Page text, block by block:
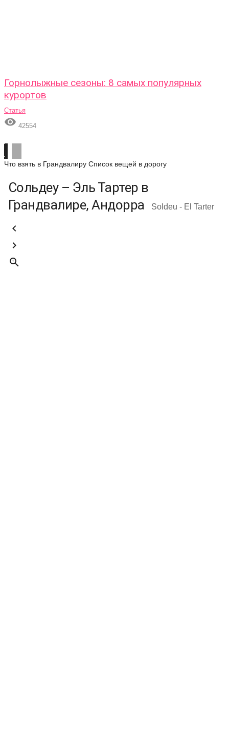
Горнолыжные сезоны: 8 самых популярных
курортов
Статья
 42554
Что взять в Грандвалиру Список вещей в дорогу
Сольдеу – Эль Тартер в
Грандвалире, Андорра
Soldeu - El Tarter


